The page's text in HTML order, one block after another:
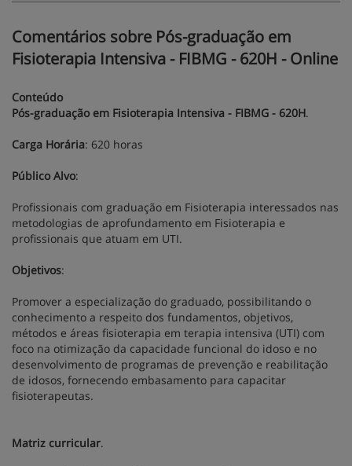
Comentários sobre Pós-graduação em
Fisioterapia Intensiva - FIBMG - 620H - Online
Conteúdo
Pós-graduação em Fisioterapia Intensiva - FIBMG - 620H.
Carga Horária: 620 horas
Público Alvo:
Profissionais com graduação em Fisioterapia interessados nas
metodologias de aprofundamento em Fisioterapia e
profissionais que atuam em UTI.
Objetivos:
Promover a especialização do graduado, possibilitando o
conhecimento a respeito dos fundamentos, objetivos,
métodos e áreas fisioterapia em terapia intensiva (UTI) com
foco na otimização da capacidade funcional do idoso e no
desenvolvimento de programas de prevenção e reabilitação
de idosos, fornecendo embasamento para capacitar
fisioterapeutas.
Matriz curricular.